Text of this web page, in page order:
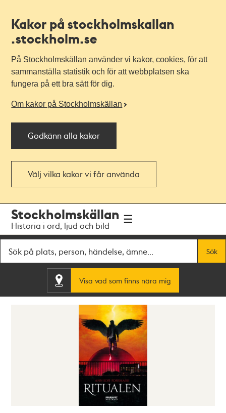
Kakor på stockholmskallan
.stockholm.se
På Stockholmskällan använder vi kakor, cookies, för att
sammanställa statistik och för att webbplatsen ska
fungera på ett bra sätt för dig.
Om kakor på Stockholmskällan
Godkänn alla kakor
Välj vilka kakor vi får använda
navigationen
huvudinnehållet
Stockholmskällan
Historia i ord, ljud och bild
Sök
Visa vad som finns nära mig